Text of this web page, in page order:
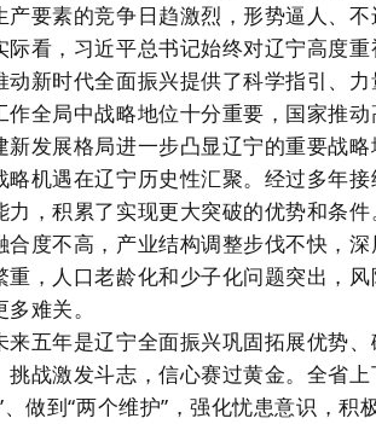
产要素的竞争日趋激烈，形势逼人、
际看，习近平总书记始终对辽宁高度
动新时代全面振兴提供了科学指引、
作全局中战略地位十分重要，国家推
新发展格局进一步凸显辽宁的重要战
略机遇在辽宁历史性汇聚。经过多年
力，积累了实现更大突破的优势和条
合度不高，产业结构调整步伐不快，
重，人口老龄化和少子化问题突出，
难关。
来五年是辽宁全面振兴巩固拓展优势
挑战激发斗志，信心赛过黄金。全省
、做到“两个维护”，强化忧患意识，